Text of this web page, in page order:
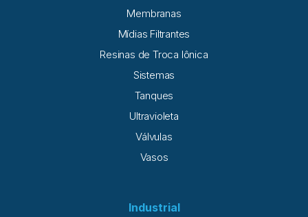
Membranas
Mídias Filtrantes
Resinas de Troca Iônica
Sistemas
Tanques
Ultravioleta
Válvulas
Vasos
Industrial